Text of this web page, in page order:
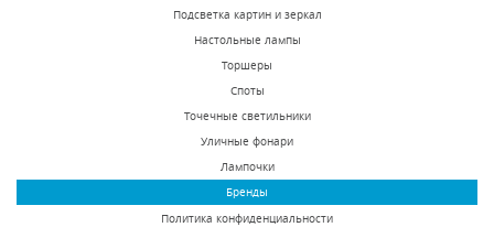
Подсветка картин и зеркал
Настольные лампы
Торшеры
Споты
Точечные светильники
Уличные фонари
Лампочки
Бренды
Политика конфиденциальности